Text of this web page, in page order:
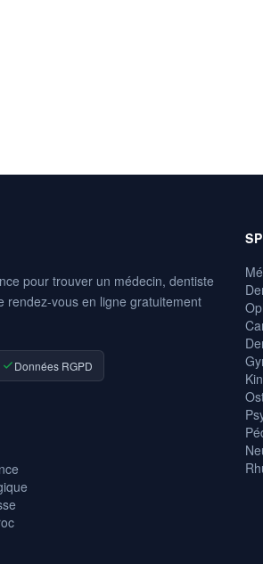
pour trouver un médecin, dentiste
rendez-vous en ligne gratuitement
Données RGPD